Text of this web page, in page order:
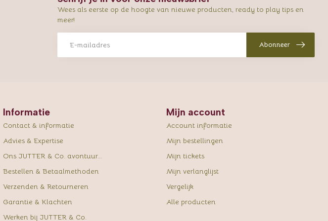
Wees als eerste op de hoogte van nieuwe producten, ready to play tips en
meer!
Abonneer
Informatie
Contact & informatie
Advies & Expertise
Ons JUTTER & Co. avontuur...
Bestellen & Betaalmethoden
Verzenden & Retourneren
Garantie & Klachten
Werken bij JUTTER & Co.
Mijn account
Account informatie
Mijn bestellingen
Mijn tickets
Mijn verlanglijst
Vergelijk
Alle producten